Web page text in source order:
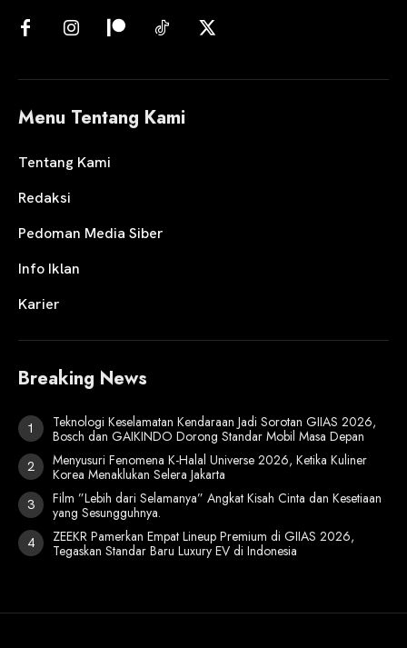
Menu Tentang Kami
Tentang Kami
Redaksi
Pedoman Media Siber
Info Iklan
Karier
Breaking News
Teknologi Keselamatan Kendaraan Jadi Sorotan GIIAS 2026,
Bosch dan GAIKINDO Dorong Standar Mobil Masa Depan
Menyusuri Fenomena K-Halal Universe 2026, Ketika Kuliner
Korea Menaklukan Selera Jakarta
Film ”Lebih dari Selamanya” Angkat Kisah Cinta dan Kesetiaan
yang Sesungguhnya.
ZEEKR Pamerkan Empat Lineup Premium di GIIAS 2026,
Tegaskan Standar Baru Luxury EV di Indonesia